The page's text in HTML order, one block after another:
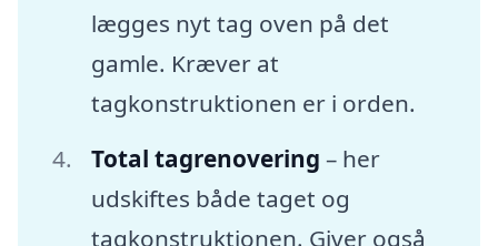
lægges nyt tag oven på det
gamle. Kræver at
tagkonstruktionen er i orden.
Total tagrenovering – her
udskiftes både taget og
tagkonstruktionen. Giver også